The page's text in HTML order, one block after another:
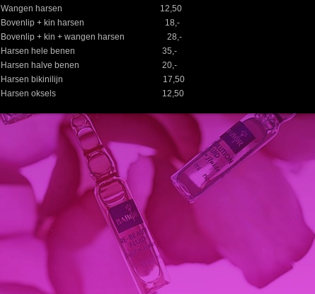
Wangen harsen 12,50
Bovenlip + kin harsen 18,-
Bovenlip + kin + wangen harsen 28,-
Harsen hele benen 35,-
Harsen halve benen 20,-
Harsen bikinilijn 17,50
Harsen oksels 12,50